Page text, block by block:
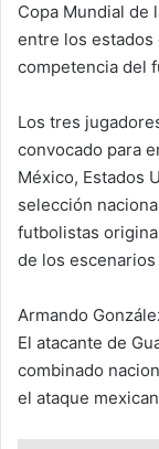
Copa Mundial de
entre los estados
competencia del
Los tres
convocado para
México, Estados
selección
futbolistas
de los
Armando
El atacante de
combinado
el ataque